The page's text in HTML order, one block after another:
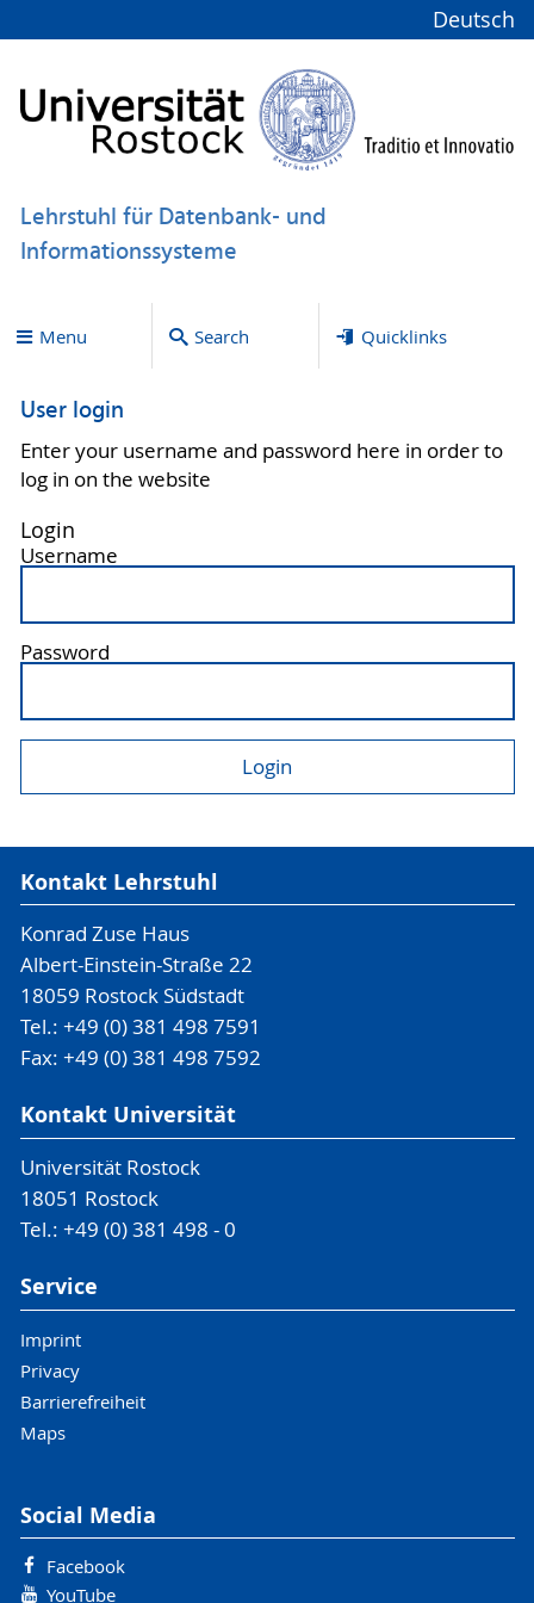
Deutsch
Lehrstuhl für Datenbank- und
Informationssysteme
Menu Search Quicklinks
User login
Enter your username and password here in order to
log in on the website
Login
Username
Password
Kontakt Lehrstuhl
Konrad Zuse Haus
Albert-Einstein-Straße 22
18059 Rostock Südstadt
Tel.: +49 (0) 381 498 7591
Fax: +49 (0) 381 498 7592
Kontakt Universität
Universität Rostock
18051 Rostock
Tel.: +49 (0) 381 498 - 0
Service
Imprint
Privacy
Barrierefreiheit
Maps
Social Media
Facebook
YouTube